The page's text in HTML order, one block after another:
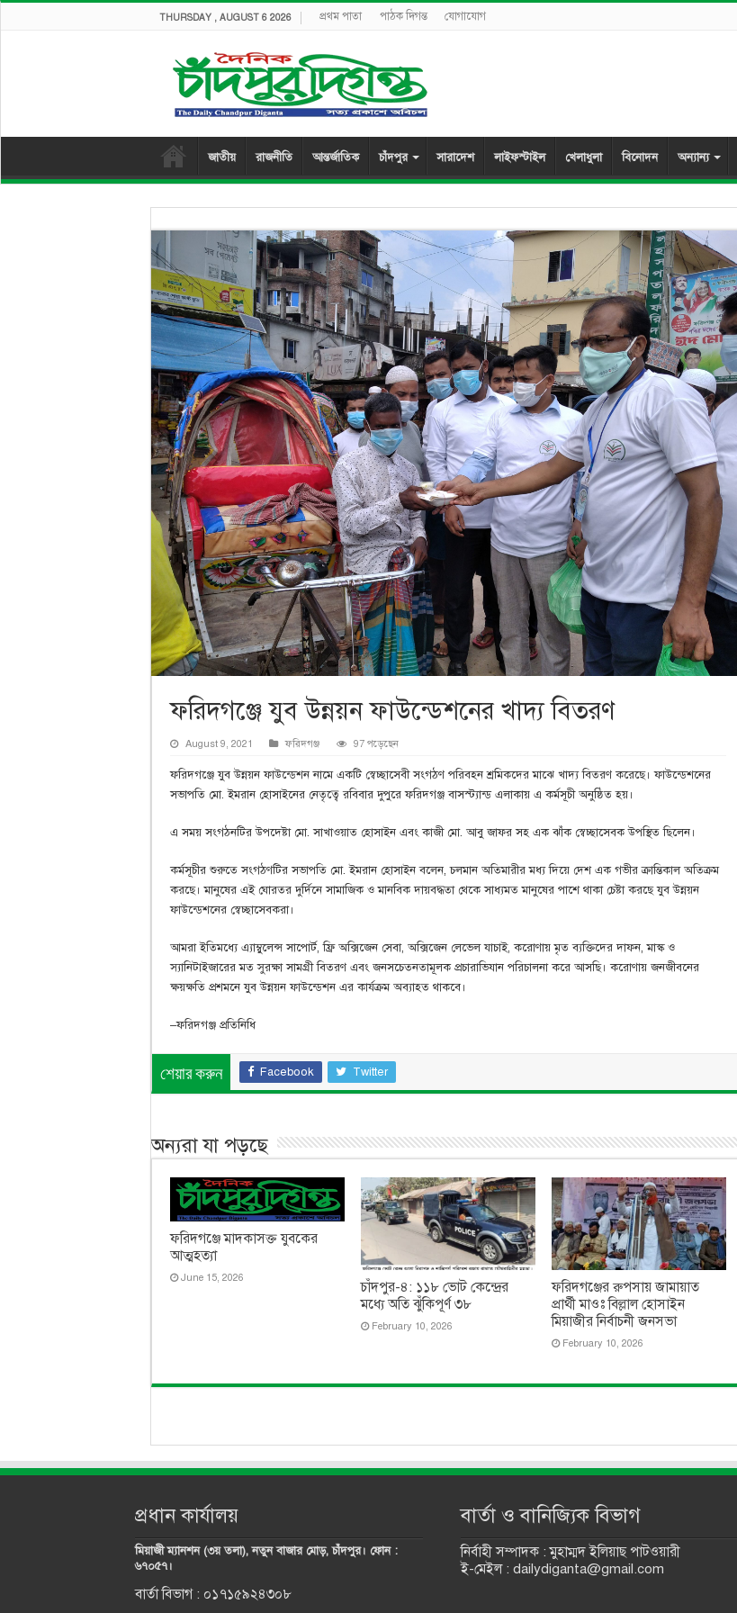
THURSDAY , AUGUST 6 2026 প্রথম পাতা পাঠক দিগন্ত যোগাযোগ
জাতীয় রাজনীতি আন্তর্জাতিক চাঁদপুর সারাদেশ লাইফস্টাইল খেলাধুলা বিনোদন অন্যান্য
ফরিদগঞ্জে যুব উন্নয়ন ফাউন্ডেশনের খাদ্য বিতরণ
August 9, 2021 ফরিদগঞ্জ 97 পড়েছেন
ফরিদগঞ্জে যুব উন্নয়ন ফাউন্ডেশন নামে একটি স্বেচ্ছাসেবী সংগঠণ পরিবহন শ্রমিকদের মাঝে খাদ্য বিতরণ করেছে। ফাউন্ডেশনের
সভাপতি মো. ইমরান হোসাইনের নেতৃত্বে রবিবার দুপুরে ফরিদগঞ্জ বাসস্ট্যান্ড এলাকায় এ কর্মসূচী অনুষ্ঠিত হয়।
এ সময় সংগঠনটির উপদেষ্টা মো. সাখাওয়াত হোসাইন এবং কাজী মো. আবু জাফর সহ এক ঝাঁক স্বেচ্ছাসেবক উপস্থিত ছিলেন।
কর্মসূচীর শুরুতে সংগঠণটির সভাপতি মো. ইমরান হোসাইন বলেন, চলমান অতিমারীর মধ্য দিয়ে দেশ এক গভীর ক্রান্তিকাল অতিক্রম
করছে। মানুষের এই ঘোরতর দুর্দিনে সামাজিক ও মানবিক দায়বদ্ধতা থেকে সাধ্যমত মানুষের পাশে থাকা চেষ্টা করছে যুব উন্নয়ন
ফাউন্ডেশনের স্বেচ্ছাসেবকরা।
আমরা ইতিমধ্যে এ্যাম্বুলেন্স সাপোর্ট, ফ্রি অক্সিজেন সেবা, অক্সিজেন লেভেল যাচাই, করোণায় মৃত ব্যক্তিদের দাফন, মাস্ক ও
স্যানিটাইজারের মত সুরক্ষা সামগ্রী বিতরণ এবং জনসচেতনতামূলক প্রচারাভিযান পরিচালনা করে আসছি। করোণায় জনজীবনের
ক্ষয়ক্ষতি প্রশমনে যুব উন্নয়ন ফাউন্ডেশন এর কার্যক্রম অব্যাহত থাকবে।
–ফরিদগঞ্জ প্রতিনিধি
শেয়ার করুন Facebook Twitter
অন্যরা যা পড়ছে
ফরিদগঞ্জে মাদকাসক্ত যুবকের
আত্মহত্যা
June 15, 2026
চাঁদপুর-৪: ১১৮ ভোট কেন্দ্রের
মধ্যে অতি ঝুঁকিপূর্ণ ৩৮
February 10, 2026
ফরিদগঞ্জের রুপসায় জামায়াত
প্রার্থী মাওঃ বিল্লাল হোসাইন
মিয়াজীর নির্বাচনী জনসভা
February 10, 2026
প্রধান কার্যালয়
মিয়াজী ম্যানশন (৩য় তলা), নতুন বাজার মোড়, চাঁদপুর। ফোন :
৬৭০৫৭।
বার্তা বিভাগ : ০১৭১৫৯২৪৩০৮
বার্তা ও বানিজ্যিক বিভাগ
নির্বাহী সম্পাদক : মুহাম্মদ ইলিয়াছ পাটওয়ারী
ই-মেইল : dailydiganta@gmail.com